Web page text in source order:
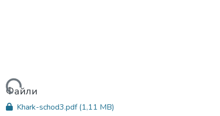
Файли
Khark-schod3.pdf(1,11 MB)